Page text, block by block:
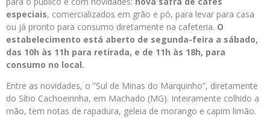
especiais, comercializados em grão e pó, para levar para casa
ou já pronto para consumo diretamente na cafeteria. O
estabelecimento está aberto de segunda-feira a sábado,
das 10h às 11h para retirada, e de 11h às 18h, para
consumo no local.
Entre as novidades, o “Sul de Minas do Marquinho”, diretamente
do Sítio Cachoeirinha, em Machado (MG). Inteiramente colhido a
mão, tem notas de rapadura, geleia de morango e capim limão.